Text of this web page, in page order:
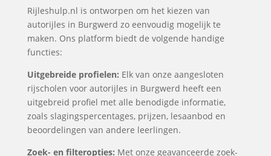
Rijleshulp.nl is ontworpen om het kiezen van
autorijles in Burgwerd zo eenvoudig mogelijk te
maken. Ons platform biedt de volgende handige
functies:
Uitgebreide profielen: Elk van onze aangesloten
rijscholen voor autorijles in Burgwerd heeft een
uitgebreid profiel met alle benodigde informatie,
zoals slagingspercentages, prijzen, lesaanbod en
beoordelingen van andere leerlingen.
Zoek- en filteropties: Met onze geavanceerde zoek-